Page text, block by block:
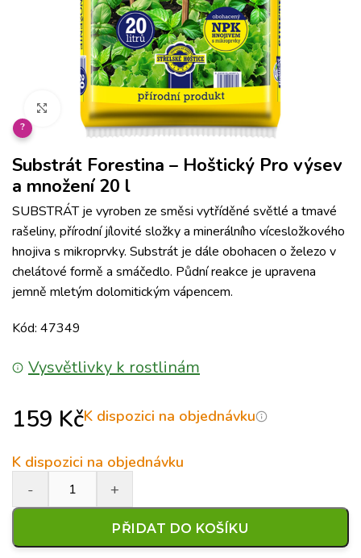
Klikněte pro zvětšení
?
Substrát Forestina – Hoštický Pro výsev
a množení 20 l
SUBSTRÁT je vyroben ze směsi vytříděné světlé a tmavé
rašeliny, přírodní jílovité složky a minerálního vícesložkového
hnojiva s mikroprvky. Substrát je dále obohacen o železo v
chelátové formě a smáčedlo. Půdní reakce je upravena
jemně mletým dolomitickým vápencem.
Kód: 47349
Vysvětlivky k rostlinám
159 KčK dispozici na objednávku
K dispozici na objednávku
PŘIDAT DO KOŠÍKU